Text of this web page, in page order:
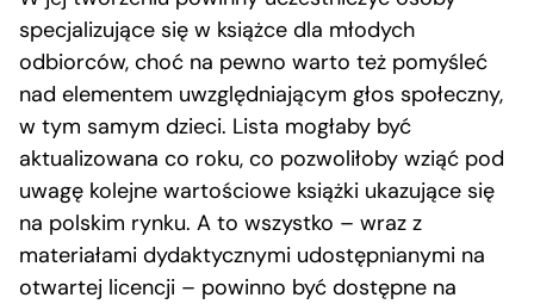
specjalizujące się w książce dla młodych
odbiorców, choć na pewno warto też pomyśleć
nad elementem uwzględniającym głos społeczny,
w tym samym dzieci. Lista mogłaby być
aktualizowana co roku, co pozwoliłoby wziąć pod
uwagę kolejne wartościowe książki ukazujące się
na polskim rynku. A to wszystko – wraz z
materiałami dydaktycznymi udostępnianymi na
otwartej licencji – powinno być dostępne na